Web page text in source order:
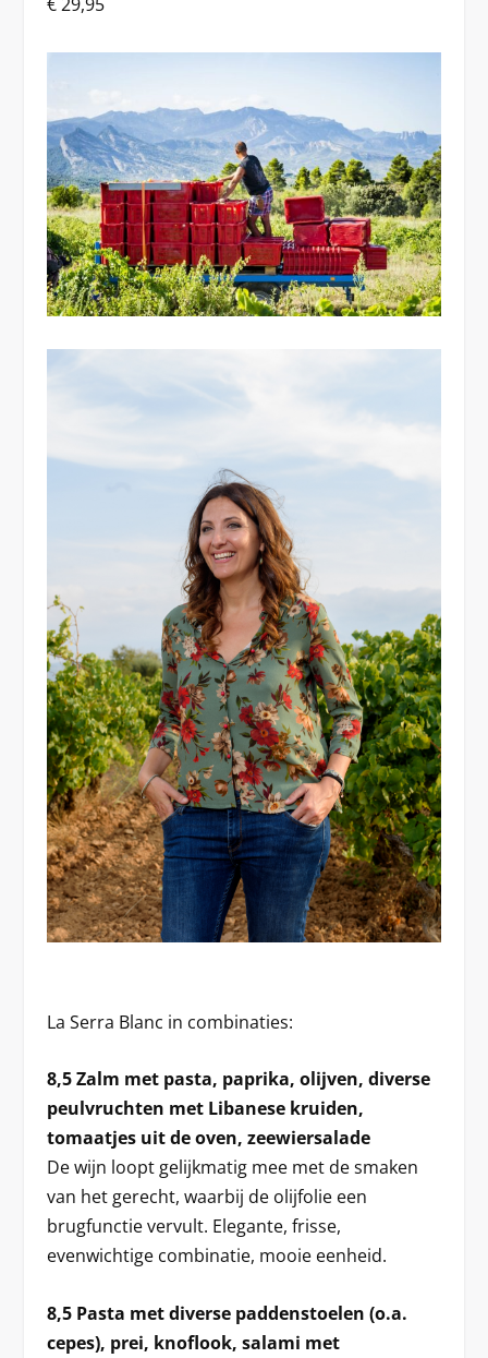
La Serra Blanc in combinaties:
8,5 Zalm met pasta, paprika, olijven, diverse
peulvruchten met Libanese kruiden,
tomaatjes uit de oven, zeewiersalade
De wijn loopt gelijkmatig mee met de smaken
van het gerecht, waarbij de olijfolie een
brugfunctie vervult. Elegante, frisse,
evenwichtige combinatie, mooie eenheid.
8,5 Pasta met diverse paddenstoelen (o.a.
cepes), prei, knoflook, salami met